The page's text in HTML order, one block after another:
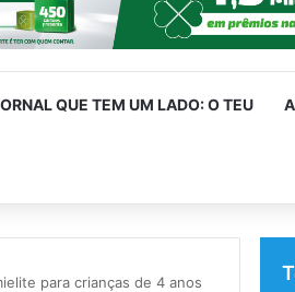
QUE TEM UM LADO: O TEU
para crianças de 4 anos